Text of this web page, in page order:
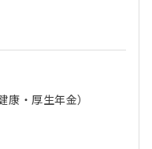
康・厚生年金）